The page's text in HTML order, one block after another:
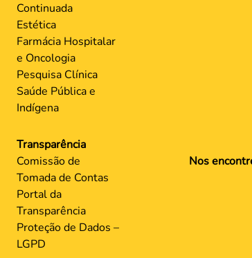
Continuada
Estética
Farmácia Hospitalar
e Oncologia
Pesquisa Clínica
Saúde Pública e
Indígena
Transparência
Comissão de
Tomada de Contas
Portal da
Transparência
Proteção de Dados –
LGPD
Nos